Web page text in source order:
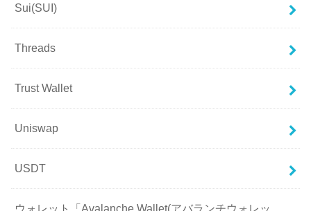
Sui(SUI)
Threads
Trust Wallet
Uniswap
USDT
ウォレット「Avalanche Wallet(アバランチウォレッ